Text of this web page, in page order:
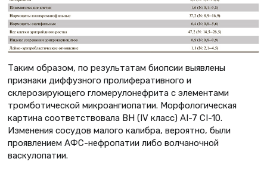
Таким образом, по результатам биопсии выявлены
признаки диффузного пролиферативного и
склерозирующего гломерулонефрита с элементами
тромботической микроангиопатии. Морфологическая
картина соответствовала ВН (IV класс) AI-7 CI-10.
Изменения сосудов малого калибра, вероятно, были
проявлением АФС-нефропатии либо волчаночной
васкулопатии.